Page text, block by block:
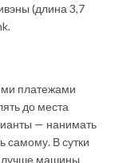
(длина 3,7
платежами
до места
— нанимать
самому. В сутки
лучше машины